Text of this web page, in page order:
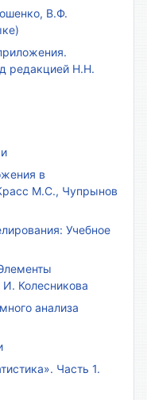
В.Ф.
редакцией Н.Н.
в
М.С., Чупрынов
Учебное
И. Колесникова
анализа
Часть 1.